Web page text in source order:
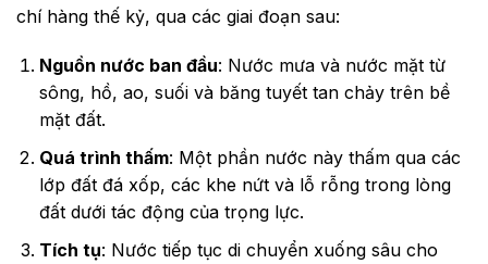
chí hàng thế kỷ, qua các giai đoạn sau:
Nguồn nước ban đầu: Nước mưa và nước mặt từ
sông, hồ, ao, suối và băng tuyết tan chảy trên bề
mặt đất.
Quá trình thấm: Một phần nước này thấm qua các
lớp đất đá xốp, các khe nứt và lỗ rỗng trong lòng
đất dưới tác động của trọng lực.
Tích tụ: Nước tiếp tục di chuyển xuống sâu cho